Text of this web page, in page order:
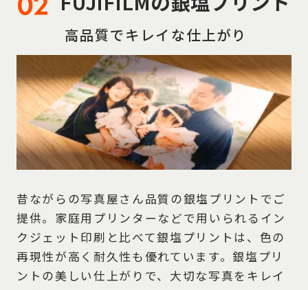
高品質でキレイな仕上がり
昔ながらの写真屋さん品質の銀塩プリントでご
提供。家庭用プリンターなどで用いられるイン
クジェット印刷と比べて銀塩プリントは、色の
再現性が高く耐久性も優れています。銀塩プリ
ントの美しい仕上がりで、大切な写真をキレイ